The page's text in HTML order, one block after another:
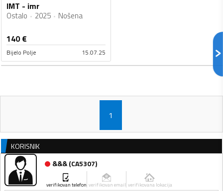
IMT - imr
Ostalo 2025 Nošena
140€
Bijelo Polje 15.07.25
1
KORISNIK
&&&(CA5307)
verifikovan telefon verifikovan email verifikovana lokacija